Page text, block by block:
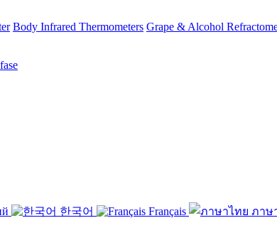
Body Infrared Thermometers Grape & Alcohol
한국어 Français ภาษ